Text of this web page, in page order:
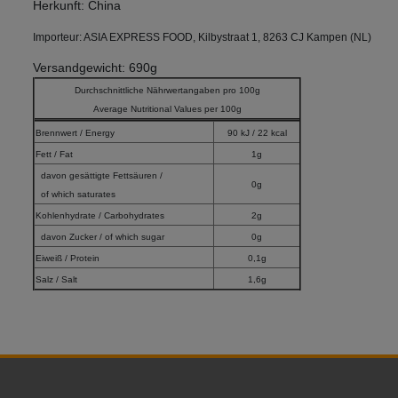
Herkunft: China
Importeur: ASIA EXPRESS FOOD, Kilbystraat 1, 8263 CJ Kampen (NL)
Versandgewicht: 690g
Durchschnittliche Nährwertangaben pro 100g
Average Nutritional Values per 100g
Brennwert / Energy 90 kJ / 22 kcal
Fett / Fat 1g
davon gesättigte Fettsäuren /
of which saturates
0g
Kohlenhydrate / Carbohydrates 2g
davon Zucker / of which sugar 0g
Eiweiß / Protein 0,1g
Salz / Salt 1,6g